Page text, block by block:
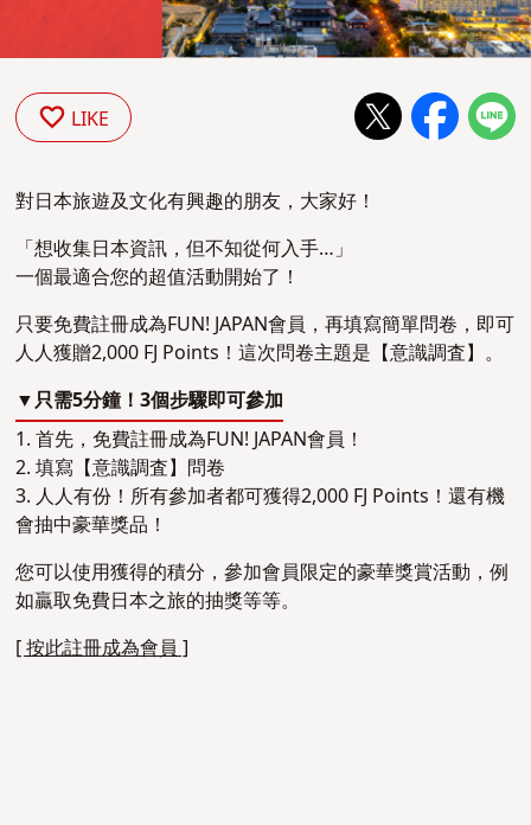
LIKE
對日本旅遊及文化有興趣的朋友，大家好！
「想收集日本資訊，但不知從何入手…」
一個最適合您的超值活動開始了！
只要免費註冊成為FUN! JAPAN會員，再填寫簡單問卷，即可
人人獲贈2,000 FJ Points！這次問卷主題是【意識調査】。
▼只需5分鐘！3個步驟即可參加
1. 首先，免費註冊成為FUN! JAPAN會員！
2. 填寫【意識調査】問卷
3. 人人有份！所有參加者都可獲得2,000 FJ Points！還有機
會抽中豪華獎品！
您可以使用獲得的積分，參加會員限定的豪華獎賞活動，例
如贏取免費日本之旅的抽獎等等。
[ 按此註冊成為會員 ]